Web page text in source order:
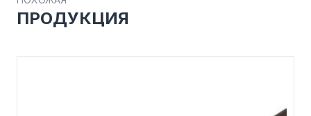
ПРОДУКЦИЯ